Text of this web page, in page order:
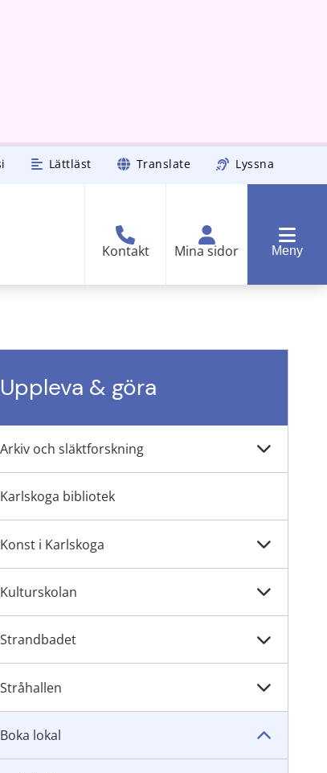
Lättläst Translate Lyssna
Kontakt Mina sidor Meny
Uppleva & göra
Arkiv och släktforskning
Karlskoga bibliotek
Konst i Karlskoga
Kulturskolan
Strandbadet
Stråhallen
Boka lokal